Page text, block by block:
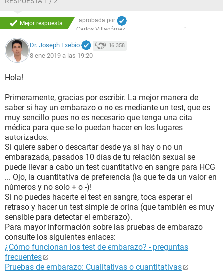
Mejor respuesta
aprobada por
Carlos Villagómez
Dr. Joseph Exebio 16.358
8 ene 2019 a las 19:20
Hola!
Primeramente, gracias por escribir. La mejor manera de
saber si hay un embarazo o no es mediante un test, que es
muy sencillo pues no es necesario que tenga una cita
médica para que se lo puedan hacer en los lugares
autorizados.
Si quiere saber o descartar desde ya si hay o no un
embarazada, pasados 10 días de tu relación sexual se
puede llevar a cabo un test cuantitativo en sangre para HCG
... Ojo, la cuantitativa de preferencia (la que te da un valor en
números y no solo + o -)!
Si no puedes hacerte el test en sangre, toca esperar el
retraso y hacer un test simple de orina (que también es muy
sensible para detectar el embarazo).
Para mayor información sobre las pruebas de embarazo
consulte los siguientes enlaces:
¿Cómo funcionan los test de embarazo? - preguntas
frecuentes
Pruebas de embarazo: Cualitativas o cuantitativas